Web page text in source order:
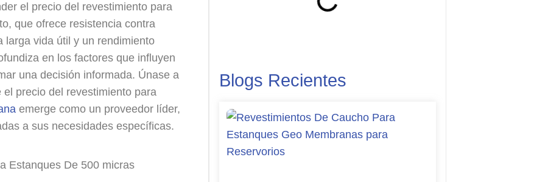
el precio del revestimiento para
que ofrece resistencia contra
larga vida útil y un rendimiento
en los factores que influyen
una decisión informada. Únase a
precio del revestimiento para
emerge como un proveedor líder,
a sus necesidades específicas.
Blogs Recientes